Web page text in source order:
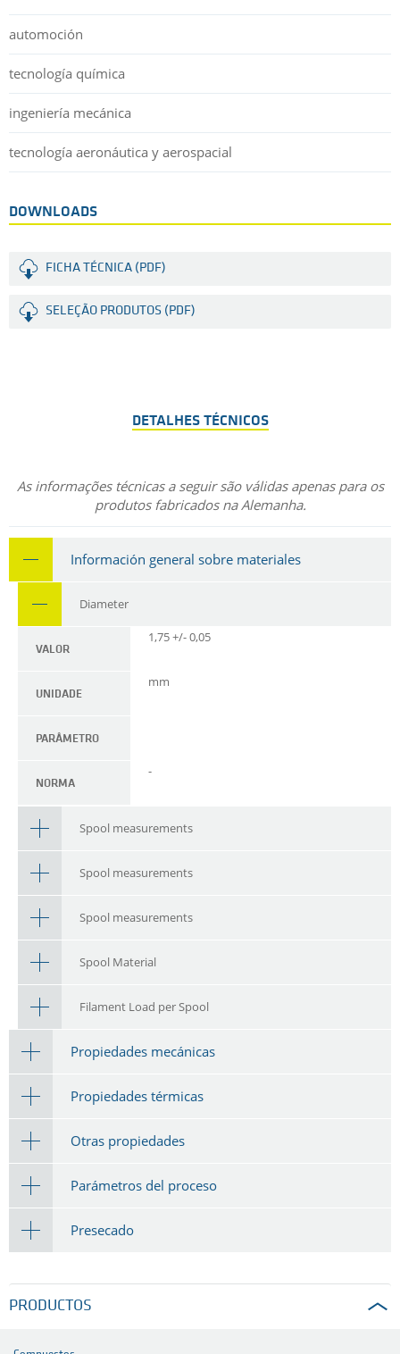
automoción
tecnología química
ingeniería mecánica
tecnología aeronáutica y aerospacial
DOWNLOADS
FICHA TÉCNICA (PDF)
SELEÇÃO PRODUTOS (PDF)
DETALHES TÉCNICOS
As informações técnicas a seguir são válidas apenas para os
produtos fabricados na Alemanha.
Información general sobre materiales
Diameter
VALOR
1,75 +/- 0,05
UNIDADE
mm
PARÂMETRO
NORMA
-
Spool measurements
Spool measurements
Spool measurements
Spool Material
Filament Load per Spool
Propiedades mecánicas
Propiedades térmicas
Otras propiedades
Parámetros del proceso
Presecado
PRODUCTOS